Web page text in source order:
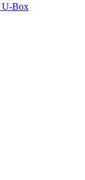
U-Box